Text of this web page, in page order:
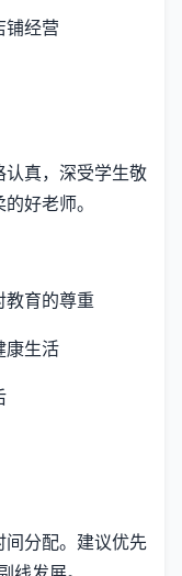
铺经营
真，深受学生敬
好老师。
教育的尊重
康生活
分配。建议优先